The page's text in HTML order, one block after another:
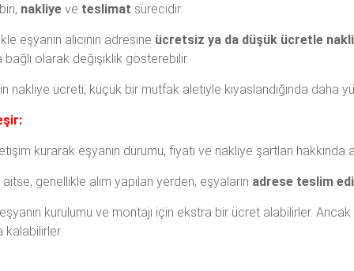
nakliye ve teslimat sürecidir.
eşyanın alıcının adresine ücretsiz ya da düşük ücretle
bağlı olarak değişiklik gösterebilir.
nakliye ücreti, küçük bir mutfak aletiyle kıyaslandığında daha
kurarak eşyanın durumu, fiyatı ve nakliye şartları hakkında
genellikle alım yapılan yerden, eşyaların adrese teslim
kurulumu ve montajı için ekstra bir ücret alabilirler.
kalabilirler.